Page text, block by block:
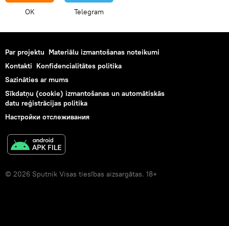
OK Telegram
Par projektu Materiālu izmantošanas noteikumi
Kontakti Konfidencialitātes politika
Sazināties ar mums
Sīkdatņu (cookie) izmantošanas un automātiskās
datu reģistrācijas politika
Настройки отслеживания
© 2026 Sputnik Visas tiesības aizsargātas. 18+